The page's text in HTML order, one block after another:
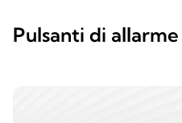
Pulsanti di allarme